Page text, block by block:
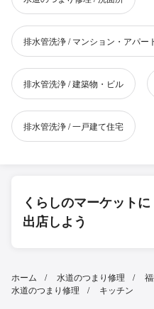
排水管洗浄 / マンション・アパー
排水管洗浄 / 建築物・ビル
排水管洗浄 / 一戸建て住宅
くらしのマーケットに
出店しよう
ホーム 水道のつまり修理
水道のつまり修理
キッチン